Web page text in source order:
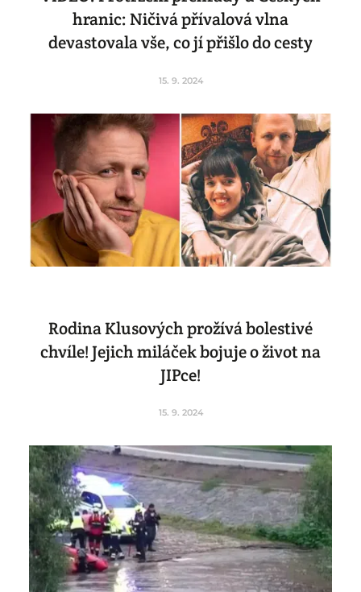
hranic: Ničivá přívalová vlna
devastovala vše, co jí přišlo do cesty
15. 9. 2024
Rodina Klusových prožívá bolestivé
chvíle! Jejich miláček bojuje o život na
JIPce!
15. 9. 2024